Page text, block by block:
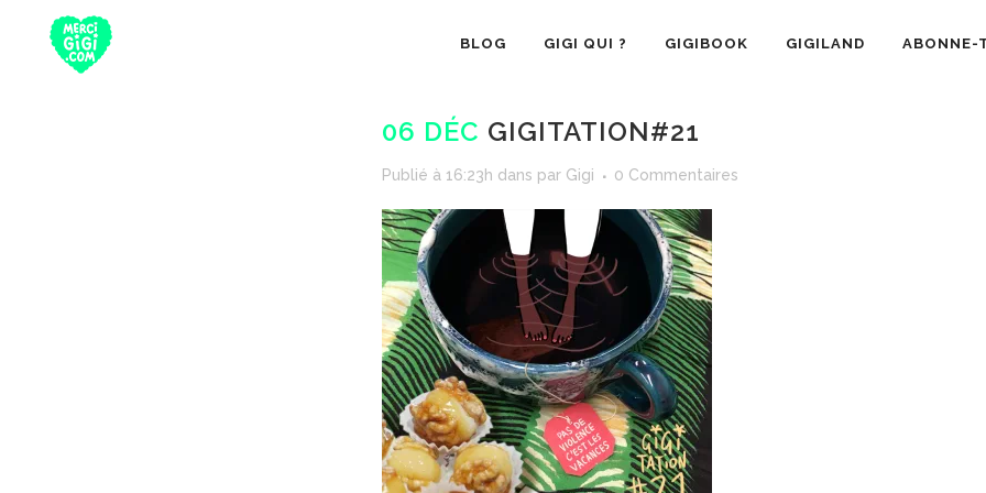
BLOG GIGI QUI ? GIGIBOOK GIGILAND ABONNE-
06 DÉC GIGITATION#21
Publié à 16:23h dans par Gigi 0 Commentaires